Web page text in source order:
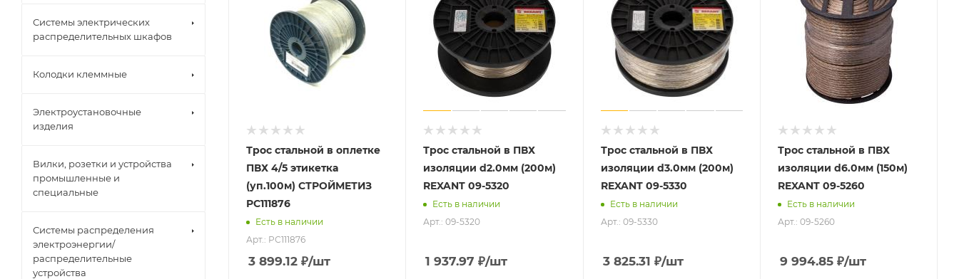
Трос стальной в оплетке
ПВХ 4/5 этикетка
(уп.100м) СТРОЙМЕТИЗ
РС111876
Есть в наличии
Арт.: РС111876
3 899.12 ₽/шт
Трос стальной в ПВХ
изоляции d2.0мм (200м)
REXANT 09-5320
Есть в наличии
Арт.: 09-5320
1 937.97 ₽/шт
Трос стальной в ПВХ
изоляции d3.0мм (200м)
REXANT 09-5330
Есть в наличии
Арт.: 09-5330
3 825.31 ₽/шт
Трос стальной в ПВХ
изоляции d6.0мм (150м)
REXANT 09-5260
Есть в наличии
Арт.: 09-5260
9 994.85₽/шт
Системы электрических
распределительных шкафов
Колодки клеммные
Электроустановочные
изделия
Вилки, розетки и устройства
промышленные и
специальные
Системы распределения
электроэнергии/
распределительные
устройства